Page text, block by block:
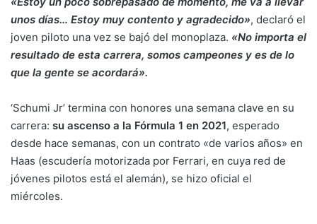
unos días… Estoy muy contento y agradecido», declaró el
joven piloto una vez se bajó del monoplaza. «No importa el
resultado de esta carrera, somos campeones y es de lo
que la gente se acordará».
‘Schumi Jr’ termina con honores una semana clave en su
carrera: su ascenso a la Fórmula 1 en 2021, esperado
desde hace semanas, con un contrato «de varios años» en
Haas (escudería motorizada por Ferrari, en cuya red de
jóvenes pilotos está el alemán), se hizo oficial el
miércoles.